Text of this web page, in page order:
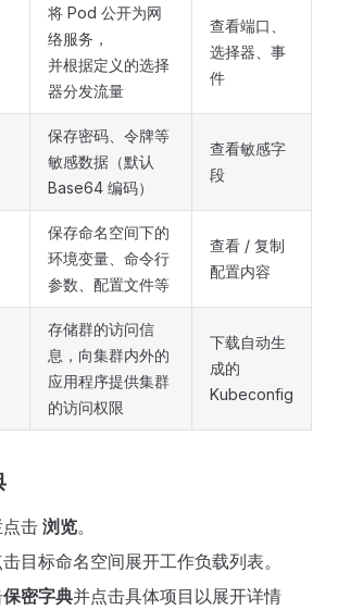
将 Pod 公开为网
络服务，
并根据定义的选择
器分发流量
查看端口、
选择器、事
件
保存密码、令牌等
敏感数据（默认
Base64 编码）
查看敏感字
段
保存命名空间下的
环境变量、命令⾏
参数、配置⽂件等
查看 / 复制
配置内容
存储群的访问信
息，向集群内外的
应⽤程序提供集群
的访问权限
下载自动生
成的
Kubeconfig
击 浏览。
目标命名空间展开工作负载列表。
保密字典并点击具体项目以展开详情